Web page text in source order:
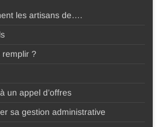
les artisans de….
remplir ?
un appel d’offres
sa gestion administrative